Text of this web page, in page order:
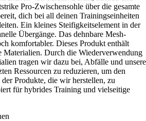
Pro-Zwischensohle über die gesamte
dich bei all deinen Trainingseinheiten
Ein kleines Steifigkeitselement in der
Übergänge. Das dehnbare Mesh-
komfortabler. Dieses Produkt enthält
Materialien. Durch die Wiederverwendung
tragen wir dazu bei, Abfälle und unsere
Ressourcen zu reduzieren, um den
Produkte, die wir herstellen, zu
für hybrides Training und vielseitige